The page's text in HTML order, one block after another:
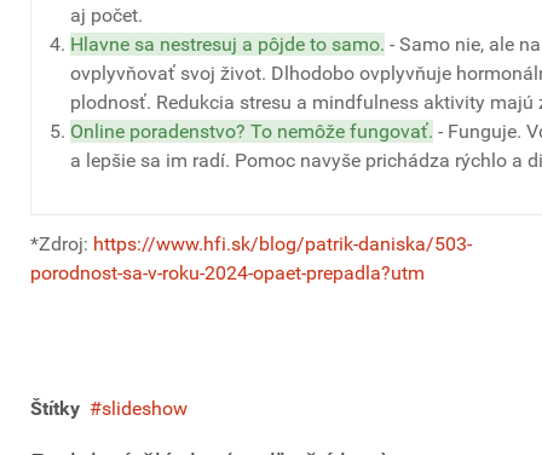
aj počet.
Hlavne sa nestresuj a pôjde to samo. - Samo nie, ale
ovplyvňovať svoj život. Dlhodobo ovplyvňuje
plodnosť. Redukcia stresu a mindfulness aktivity majú
Online poradenstvo? To nemôže fungovať. - Funguje.
a lepšie sa im radí. Pomoc navyše prichádza rýchlo a
*Zdroj: https://www.hfi.sk/blog/patrik-daniska/503-
porodnost-sa-v-roku-2024-opaet-prepadla?utm
Štítky slideshow